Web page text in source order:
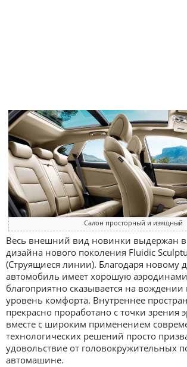
Салон просторный и изящный
Весь внешний вид новинки выдержан
дизайна нового поколения Fluidic
(Струящиеся линии). Благодаря новому
автомобиль имеет хорошую
благоприятно сказывается на
уровень комфорта. Внутреннее
прекрасно проработано с точки зрения
вместе с широким применением
технологических решений просто
удовольствие от головокружительных
автомашине.